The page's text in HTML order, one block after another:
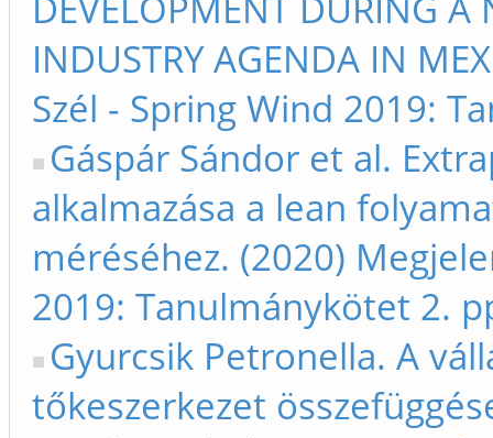
INDUSTRY AGENDA IN
Szél - Spring Wind 2019:
Gáspár Sándor et al.
alkalmazása a lean
méréséhez. (2020)
2019: Tanulmánykötet 2.
Gyurcsik Petronella. A
tőkeszerkezet